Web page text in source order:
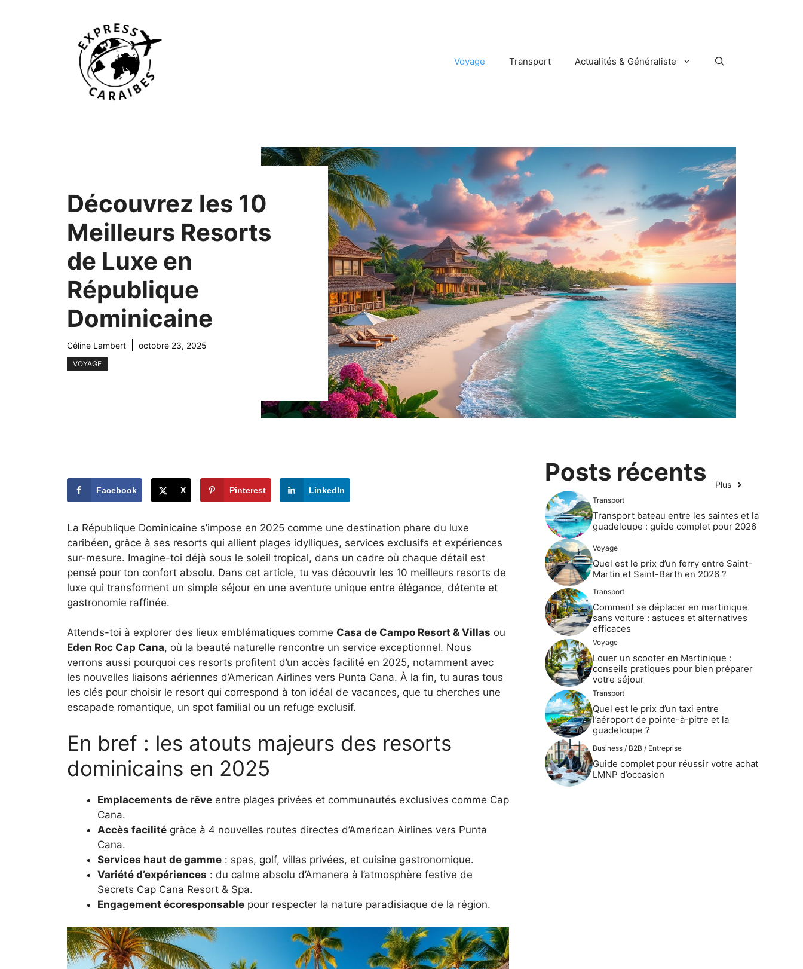
Voyage Transport Actualités & Généraliste
Découvrez les 10
Meilleurs Resorts
de Luxe en
République
Dominicaine
Céline Lambert octobre 23, 2025
VOYAGE
Facebook X Pinterest LinkedIn
La République Dominicaine s’impose en 2025 comme une destination phare du luxe
caribéen, grâce à ses resorts qui allient plages idylliques, services exclusifs et expériences
sur-mesure. Imagine-toi déjà sous le soleil tropical, dans un cadre où chaque détail est
pensé pour ton confort absolu. Dans cet article, tu vas découvrir les 10 meilleurs resorts de
luxe qui transforment un simple séjour en une aventure unique entre élégance, détente et
gastronomie raffinée.
Attends-toi à explorer des lieux emblématiques comme Casa de Campo Resort & Villas ou
Eden Roc Cap Cana, où la beauté naturelle rencontre un service exceptionnel. Nous
verrons aussi pourquoi ces resorts profitent d’un accès facilité en 2025, notamment avec
les nouvelles liaisons aériennes d’American Airlines vers Punta Cana. À la fin, tu auras tous
les clés pour choisir le resort qui correspond à ton idéal de vacances, que tu cherches une
escapade romantique, un spot familial ou un refuge exclusif.
En bref : les atouts majeurs des resorts
dominicains en 2025
Emplacements de rêve entre plages privées et communautés exclusives comme Cap
Cana.
Accès facilité grâce à 4 nouvelles routes directes d’American Airlines vers Punta
Cana.
Services haut de gamme : spas, golf, villas privées, et cuisine gastronomique.
Variété d’expériences : du calme absolu d’Amanera à l’atmosphère festive de
Secrets Cap Cana Resort & Spa.
Engagement écoresponsable pour respecter la nature paradisiaque de la région.
Posts récents Plus
Transport
Transport bateau entre les saintes et la
guadeloupe : guide complet pour 2026
Voyage
Quel est le prix d’un ferry entre Saint-
Martin et Saint-Barth en 2026 ?
Transport
Comment se déplacer en martinique
sans voiture : astuces et alternatives
efficaces
Voyage
Louer un scooter en Martinique :
conseils pratiques pour bien préparer
votre séjour
Transport
Quel est le prix d’un taxi entre
l’aéroport de pointe-à-pitre et la
guadeloupe ?
Business / B2B / Entreprise
Guide complet pour réussir votre achat
LMNP d’occasion